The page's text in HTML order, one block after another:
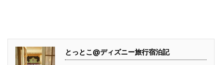
とっとこ@ディズニー旅行宿泊記